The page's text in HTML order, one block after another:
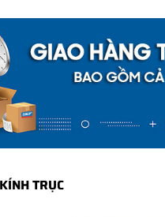
TRỤC